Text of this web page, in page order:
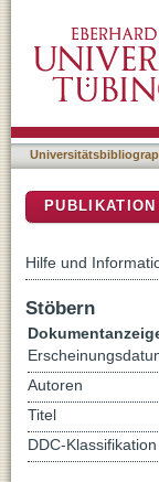
results in a
Hilfe und
Stöbern
Autoren
Titel
DDC-Klassifikation